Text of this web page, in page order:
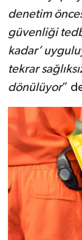
denetim
güvenliği
kadar’
tekrar
dönülüyor”